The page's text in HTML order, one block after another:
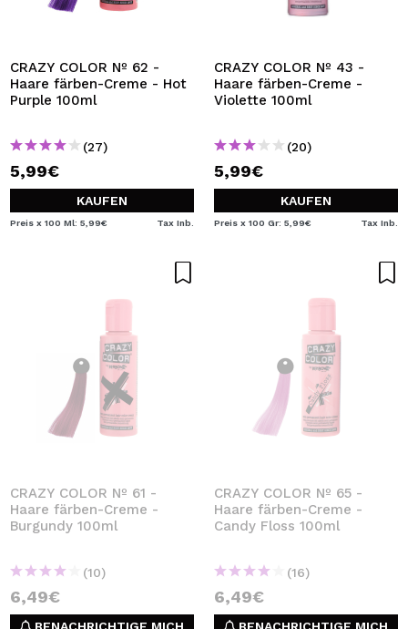
CRAZY COLOR Nº 62 -
Haare färben-Creme - Hot
Purple 100ml
(27)
5,99€
KAUFEN
Preis x 100 Ml: 5,99€ Tax Inb.
CRAZY COLOR Nº 43 -
Haare färben-Creme -
Violette 100ml
(20)
5,99€
KAUFEN
Preis x 100 Gr: 5,99€ Tax Inb.
CRAZY COLOR Nº 61 -
Haare färben-Creme -
Burgundy 100ml
(10)
6,49€
CRAZY COLOR Nº 65 -
Haare färben-Creme -
Candy Floss 100ml
(16)
6,49€